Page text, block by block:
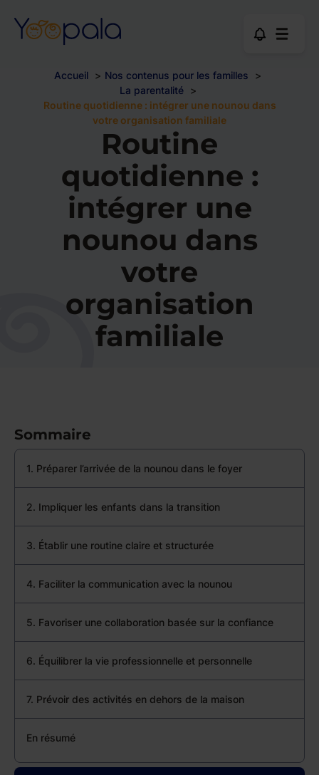
Accueil
Nos contenus pour les familles
La parentalité
Routine quotidienne : intégrer une nounou dans
votre organisation familiale
Routine
quotidienne :
intégrer une
nounou dans
votre
organisation
familiale
Sommaire
1. Préparer l’arrivée de la nounou dans le foyer
2. Impliquer les enfants dans la transition
3. Établir une routine claire et structurée
4. Faciliter la communication avec la nounou
5. Favoriser une collaboration basée sur la confiance
6. Équilibrer la vie professionnelle et personnelle
7. Prévoir des activités en dehors de la maison
En résumé